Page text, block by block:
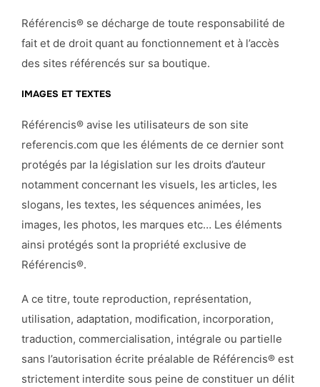
Référencis® se décharge de toute responsabilité de
fait et de droit quant au fonctionnement et à l’accès
des sites référencés sur sa boutique.
IMAGES ET TEXTES
Référencis® avise les utilisateurs de son site
referencis.com que les éléments de ce dernier sont
protégés par la législation sur les droits d’auteur
notamment concernant les visuels, les articles, les
slogans, les textes, les séquences animées, les
images, les photos, les marques etc… Les éléments
ainsi protégés sont la propriété exclusive de
Référencis®.
A ce titre, toute reproduction, représentation,
utilisation, adaptation, modification, incorporation,
traduction, commercialisation, intégrale ou partielle
sans l’autorisation écrite préalable de Référencis® est
strictement interdite sous peine de constituer un délit